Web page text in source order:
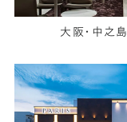
大阪・中之島